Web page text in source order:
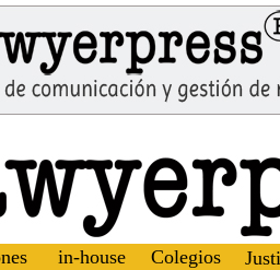
in-house Colegios